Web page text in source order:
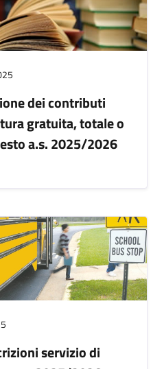
dei contributi
gratuita, totale o
a.s. 2025/2026
servizio di